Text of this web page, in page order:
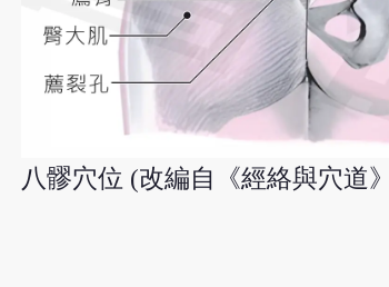
八髎穴位 (改編自《經絡與穴道